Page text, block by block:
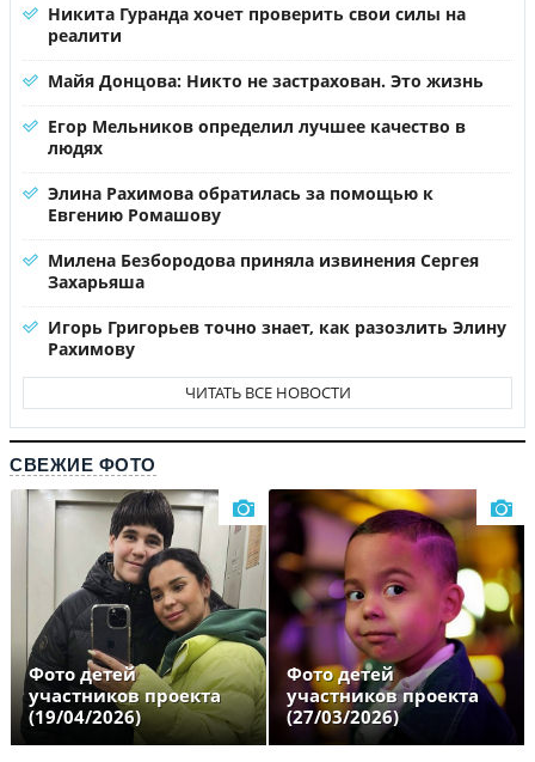
Никита Гуранда хочет проверить свои силы на
реалити
Майя Донцова: Никто не застрахован. Это жизнь
Егор Мельников определил лучшее качество в
людях
Элина Рахимова обратилась за помощью к
Евгению Ромашову
Милена Безбородова приняла извинения Сергея
Захарьяша
Игорь Григорьев точно знает, как разозлить Элину
Рахимову
ЧИТАТЬ ВСЕ НОВОСТИ
СВЕЖИЕ ФОТО
Фото детей
участников проекта
(19/04/2026)
Фото детей
участников проекта
(27/03/2026)